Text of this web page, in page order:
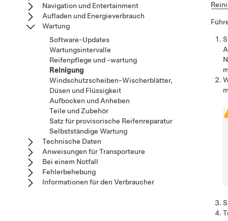
Navigation und Entertainment
Aufladen und Energieverbrauch
Wartung
Software-Updates
Wartungsintervalle
Reifenpflege und -wartung
Reinigung
Windschutzscheiben-Wischerblätter,
Düsen und Flüssigkeit
Aufbocken und Anheben
Teile und Zubehör
Satz für provisorische Reifenreparatur
Selbstständige Wartung
Technische Daten
Anweisungen für Transporteure
Bei einem Notfall
Fehlerbehebung
Informationen für den Verbraucher